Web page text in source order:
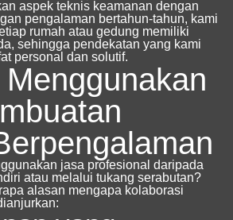
aspek teknis keamanan dengan
pengalaman bertahun-tahun, kami
rumah atau gedung memiliki
sehingga pendekatan yang kami
personal dan solutif.
jasa profesional daripada
atau melalui tukang serabutan?
alasan mengapa kolaborasi